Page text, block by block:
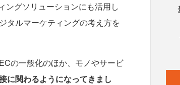
ングソリューションにも活用し
タルマーケティングの考え方を
の一般化のほか、モノやサービ
に関わるようになってきまし